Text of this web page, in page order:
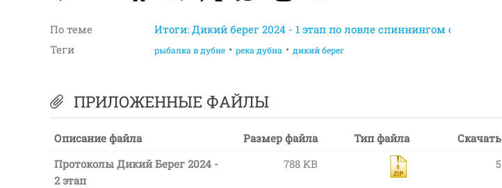
По теме
Итоги: Дикий берег 2024 - 1 этап по ловле спиннингом с берега
Теги
рыбалка в дубне река дубна дикий берег
ПРИЛОЖЕННЫЕ ФАЙЛЫ
Описание файла Размер файла Тип файла
Скачать
Протоколы Дикий Берег 2024 -
2 этап
788 KB 5